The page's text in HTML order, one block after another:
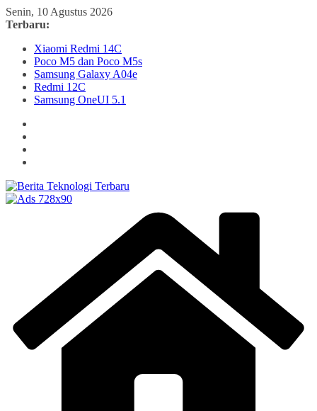
Skip
to
Senin, 10 Agustus 2026
Terbaru:
Xiaomi Redmi 14C
Poco M5 dan Poco M5s
Samsung Galaxy A04e
Redmi 12C
Samsung OneUI 5.1